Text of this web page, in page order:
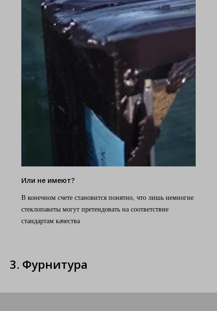
Или не имеют?
В конечном счете становится понятно, что лишь немногие
стеклопакеты могут претендовать на соответствие
стандартам качества
3. Фурнитура